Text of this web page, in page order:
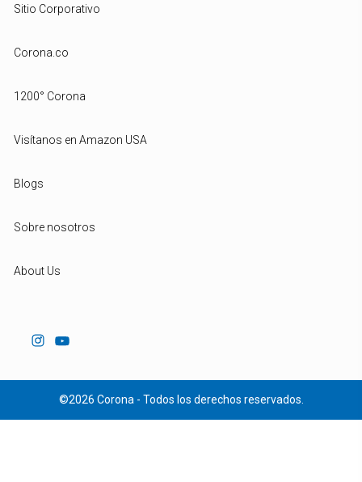
Sitio Corporativo
Corona.co
1200° Corona
Visítanos en Amazon USA
Blogs
Sobre nosotros
About Us
©2026 Corona - Todos los derechos reservados.